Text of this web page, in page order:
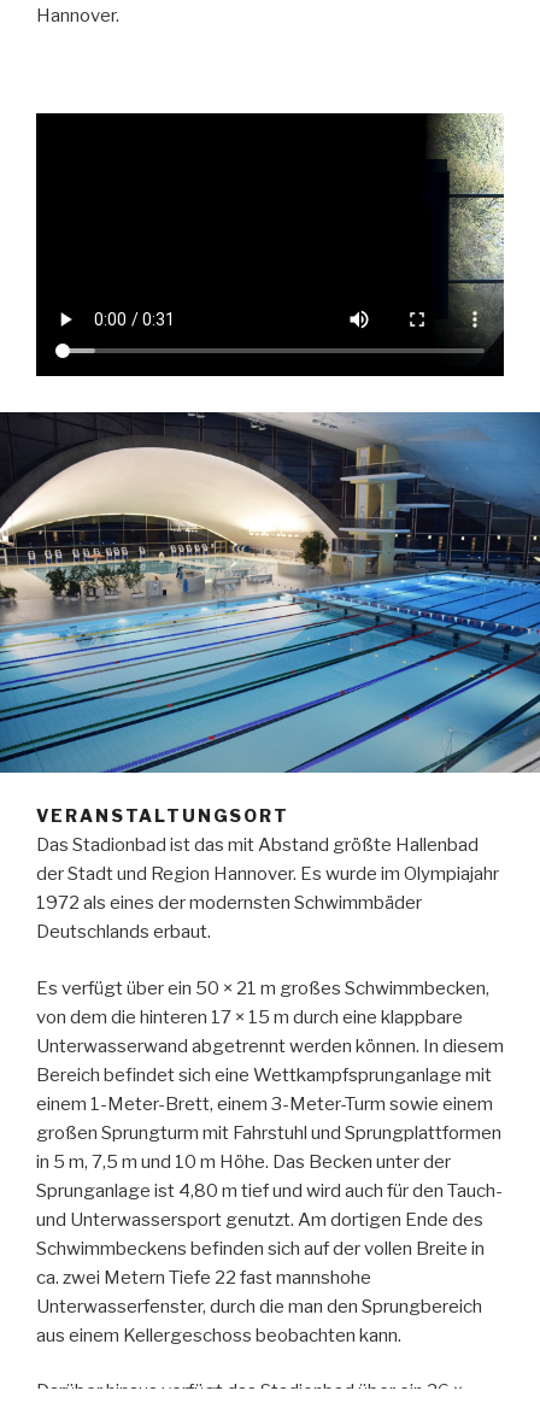
Hannover.
VERANSTALTUNGSORT
Das Stadionbad ist das mit Abstand größte Hallenbad
der Stadt und Region Hannover. Es wurde im Olympiajahr
1972 als eines der modernsten Schwimmbäder
Deutschlands erbaut.
Es verfügt über ein 50 × 21 m großes Schwimmbecken,
von dem die hinteren 17 × 15 m durch eine klappbare
Unterwasserwand abgetrennt werden können. In diesem
Bereich befindet sich eine Wettkampfsprunganlage mit
einem 1-Meter-Brett, einem 3-Meter-Turm sowie einem
großen Sprungturm mit Fahrstuhl und Sprungplattformen
in 5 m, 7,5 m und 10 m Höhe. Das Becken unter der
Sprunganlage ist 4,80 m tief und wird auch für den Tauch-
und Unterwassersport genutzt. Am dortigen Ende des
Schwimmbeckens befinden sich auf der vollen Breite in
ca. zwei Metern Tiefe 22 fast mannshohe
Unterwasserfenster, durch die man den Sprungbereich
aus einem Kellergeschoss beobachten kann.
Darüber hinaus verfügt das Stadionbad über ein 26 ×